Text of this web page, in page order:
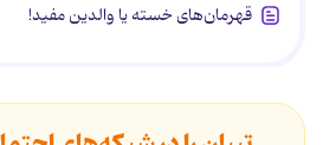
قهرمان‌های خسته یا والدین مفید!